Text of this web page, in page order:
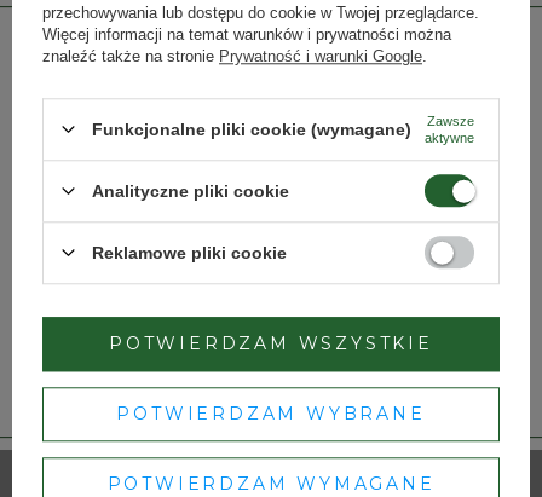
INNE PRODUKTY PRODUCENTA
Lista alkoholi producenta
Viñas del Vero
64,00 zł
Secastilla Garnacha
197,50 zł
Strona przeznaczona dla osób pełnoletnich.
Czy masz ukończone 18 lat?
TAK NIE
Dbamy o Twoją prywatność
przechowywania lub dostępu do cookie w Twojej przeglądarce.
Więcej informacji na temat warunków i prywatności można
znaleźć także na stronie Prywatność i warunki Google
Funkcjonalne pliki cookie (wymagane)
Zawsze
aktywne
Analityczne pliki cookie
Reklamowe pliki cookie
POTWIERDZAM WYBRANE
POTWIERDZAM WYMAGANE
POTWIERDZAM WSZYSTKIE